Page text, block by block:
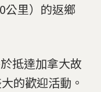
公里）的返鄉
抵達加拿大故
的歡迎活動。